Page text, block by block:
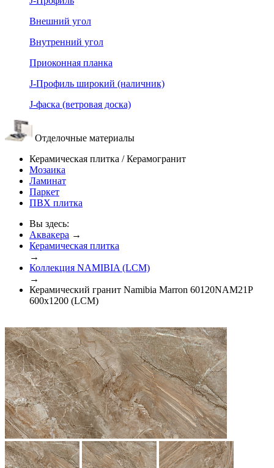
Внешний угол
Внутренний угол
Приоконная планка
J-Профиль широкий (наличник)
J-фаска (ветровая доска)
Отделочные материалы
Керамическая плитка / Керамогранит
Мозаика
Ламинат
Паркет
ПВХ плитка
Вы здесь:
Аквакера →
Керамическая плитка
→
Коллекция NAMIBIA (LCM)
→
Керамический гранит Namibia Marron 60120NAM21P
600x1200 (LCM)